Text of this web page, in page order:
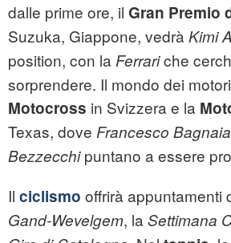
dalle prime ore, il Gran Premio
Suzuka, Giappone, vedrà Kimi
position, con la Ferrariche
sorprendere. Il mondo dei
Motocross in Svizzera e la
Texas, dove Francesco Bagnaia
Bezzecchipuntano a essere
Il ciclismo offrirà appuntamenti
Gand-Wevelgem, la Settimana